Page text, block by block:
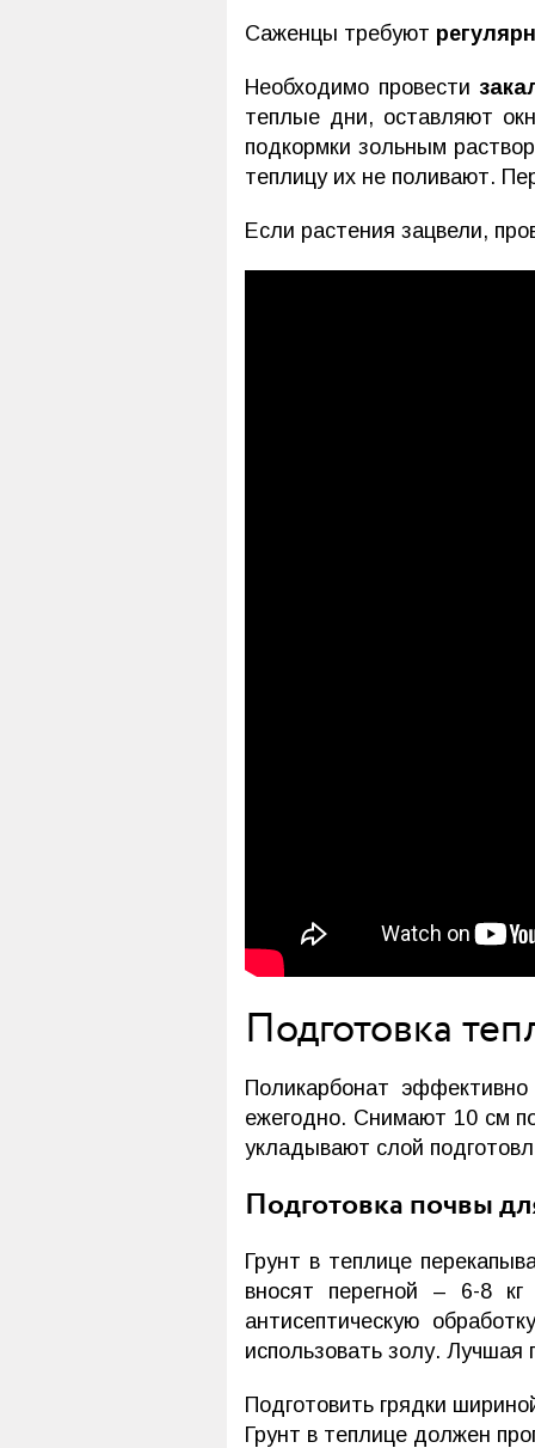
Саженцы требуют
Необходимо провести
теплые дни, оставляют
подкормки зольным
теплицу их не поливают.
Если растения зацвели,
Подготовка
Поликарбонат
ежегодно. Снимают 10 см
укладывают слой
Подготовка почвы
Грунт в теплице
вносят перегной – 6-8
антисептическую
использовать золу. Лучшая
Подготовить грядки
Грунт в теплице должен